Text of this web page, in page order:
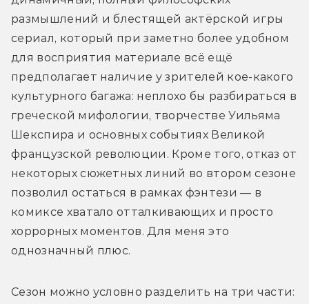
размышлений и блестящей актёрской игры
сериал, который при заметно более удобном
для восприятия материале всё ещё
предполагает наличие у зрителей кое-какого
культурного багажа: неплохо бы разбираться в
греческой мифологии, творчестве Уильяма
Шекспира и основных событиях Великой
французской революции. Кроме того, отказ от
некоторых сюжетных линий во втором сезоне
позволил остаться в рамках фэнтези — в
комиксе хватало отталкивающих и просто
хоррорных моментов. Для меня это
однозначный плюс.
Сезон можно условно разделить на три части: